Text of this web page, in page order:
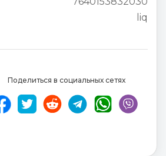
liq
Поделиться в социальных сетях